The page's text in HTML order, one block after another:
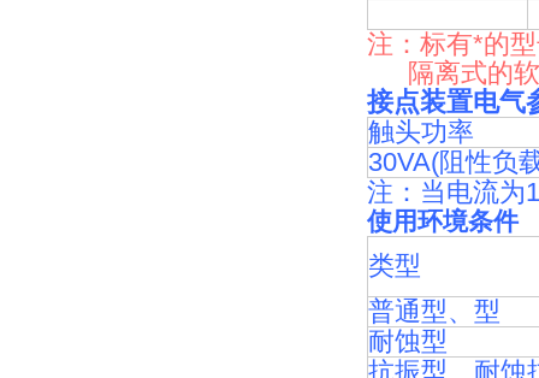
注：标有*的
隔离式的软
接点装置电气
触头功率
30VA(阻性负
注：当电流为
使用环境条件
类型
普通型、型
耐蚀型
抗振型、耐蚀